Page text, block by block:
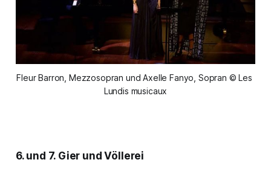
Fleur Barron, Mezzosopran und Axelle Fanyo, Sopran © Les
Lundis musicaux
6. und 7. Gier und Völlerei